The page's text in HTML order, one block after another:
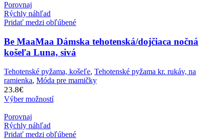
Porovnaj
Rýchly náhľad
Pridať medzi obľúbené
Be MaaMaa Dámska tehotenská/dojčiaca nočná
košeľa Luna, sivá
Tehotenské pyžama, košeľe, Tehotenské pyžama kr. rukáv, na
ramienka, Móda pre mamičky
23.8€
Výber možností
Porovnaj
Rýchly náhľad
Pridať medzi obľúbené